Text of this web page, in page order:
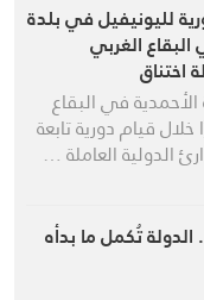
لليونيفيل في بلدة
الغربي
اختناق
في البقاع
خلال قيام دورية تابعة
الدولية العاملة …
تُكمل ما بدأه